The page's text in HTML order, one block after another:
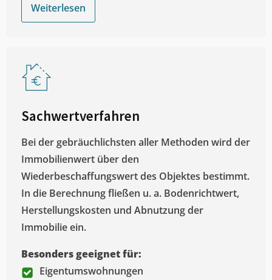
Weiterlesen
Sachwertverfahren
Bei der gebräuchlichsten aller Methoden wird der
Immobilienwert über den
Wiederbeschaffungswert des Objektes bestimmt.
In die Berechnung fließen u. a. Bodenrichtwert,
Herstellungskosten und Abnutzung der
Immobilie ein.
Besonders geeignet für:
Eigentumswohnungen